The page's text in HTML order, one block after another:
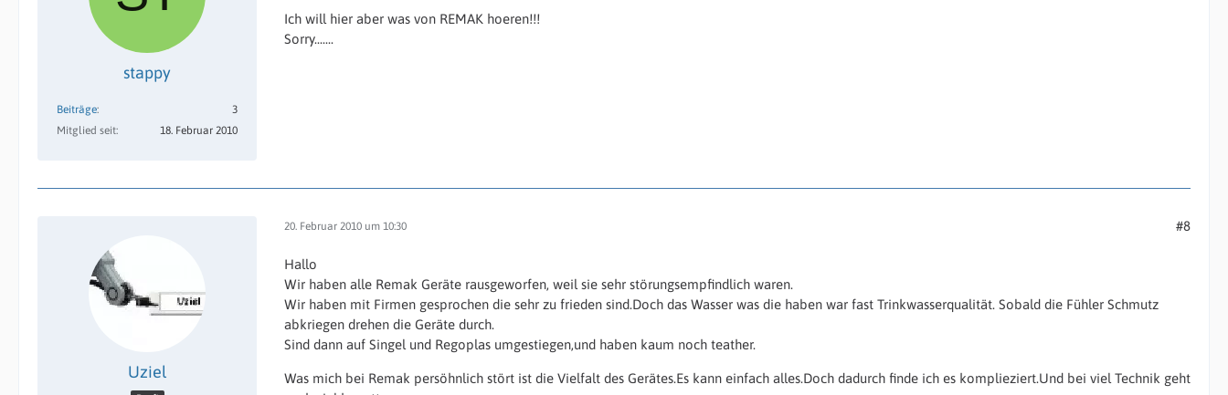
stappy
Beiträge
3
Mitglied seit
18. Februar 2010
Ich will hier aber was von REMAK hoeren!!!
Sorry.......
Uziel
20. Februar 2010 um 10:30 #8
Hallo
Wir haben alle Remak Geräte rausgeworfen, weil sie sehr störungsempfindlich waren.
Wir haben mit Firmen gesprochen die sehr zu frieden sind.Doch das Wasser was die haben war fast Trinkwasserqualität. Sobald die Fühler Schmutz
abkriegen drehen die Geräte durch.
Sind dann auf Singel und Regoplas umgestiegen,und haben kaum noch teather.
Was mich bei Remak persöhnlich stört ist die Vielfalt des Gerätes.Es kann einfach alles.Doch dadurch finde ich es komplieziert.Und bei viel Technik geht